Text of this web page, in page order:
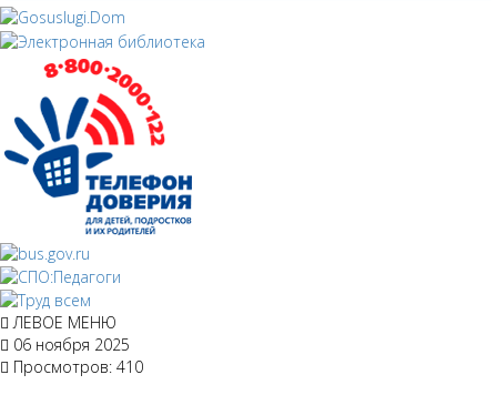
ЛЕВОЕ МЕНЮ
06 ноября 2025
Просмотров: 410